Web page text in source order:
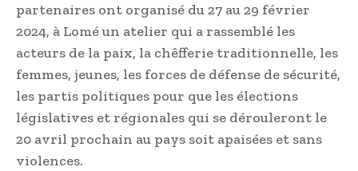
partenaires ont organisé du 27 au 29 février
2024, à Lomé un atelier qui a rassemblé les
acteurs de la paix, la chêfferie traditionnelle, les
femmes, jeunes, les forces de défense de sécurité,
les partis politiques pour que les élections
législatives et régionales qui se dérouleront le
20 avril prochain au pays soit apaisées et sans
violences.